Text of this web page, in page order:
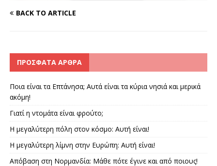
BACK TO ARTICLE
ΠΡΌΣΦΑΤΑ ΆΡΘΡΑ
Ποια είναι τα Επτάνησα; Αυτά είναι τα κύρια νησιά και μερικά
ακόμη!
Γιατί η ντομάτα είναι φρούτο;
Η μεγαλύτερη πόλη στον κόσμο: Αυτή είναι!
Η μεγαλύτερη λίμνη στην Ευρώπη: Αυτή είναι!
Απόβαση στη Νορμανδία: Μάθε πότε έγινε και από ποιους!